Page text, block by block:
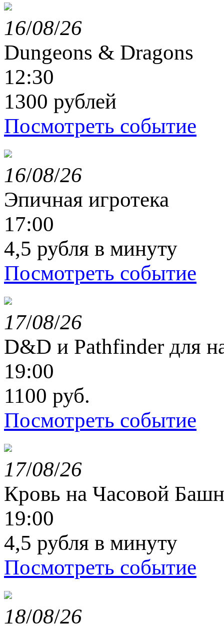
16/08/26
Dungeons & Dragons
12:30
1300 рублей
Посмотреть событие
16/08/26
Эпичная игротека
17:00
4,5 рубля в минуту
Посмотреть событие
17/08/26
D&D и Pathfinder для
19:00
1100 руб.
Посмотреть событие
17/08/26
Кровь на Часовой
19:00
4,5 рубля в минуту
Посмотреть событие
18/08/26